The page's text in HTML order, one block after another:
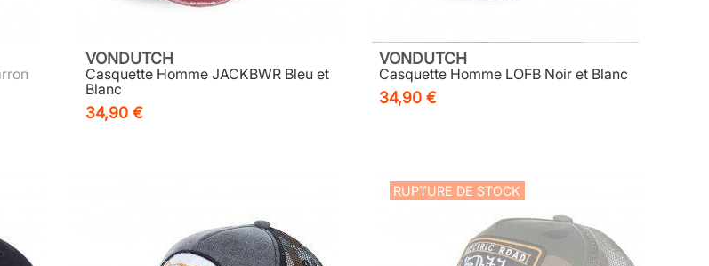
VONDUTCH
Casquette Homme JACKBWR Bleu et
Blanc
34,90 €
VONDUTCH
Casquette Homme LOFB Noir et Blanc
34,90 €
RUPTURE DE STOCK